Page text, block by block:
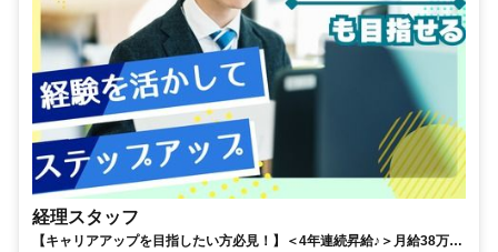
経理スタッフ
【キャリアアップを目指したい方必見！】＜4年連続昇給♪＞月給38万円